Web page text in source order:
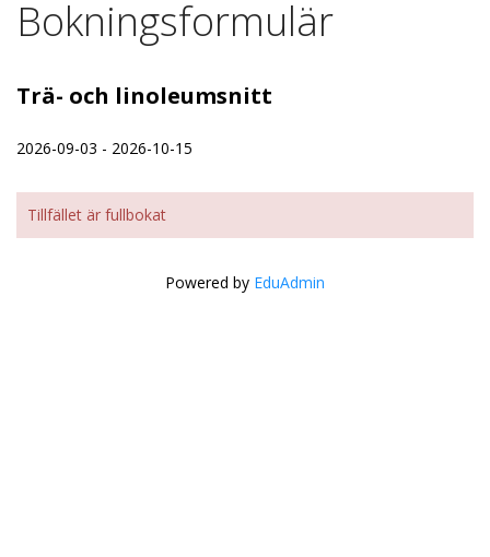
Bokningsformulär
Trä- och linoleumsnitt
2026-09-03 - 2026-10-15
Tillfället är fullbokat
Powered by EduAdmin